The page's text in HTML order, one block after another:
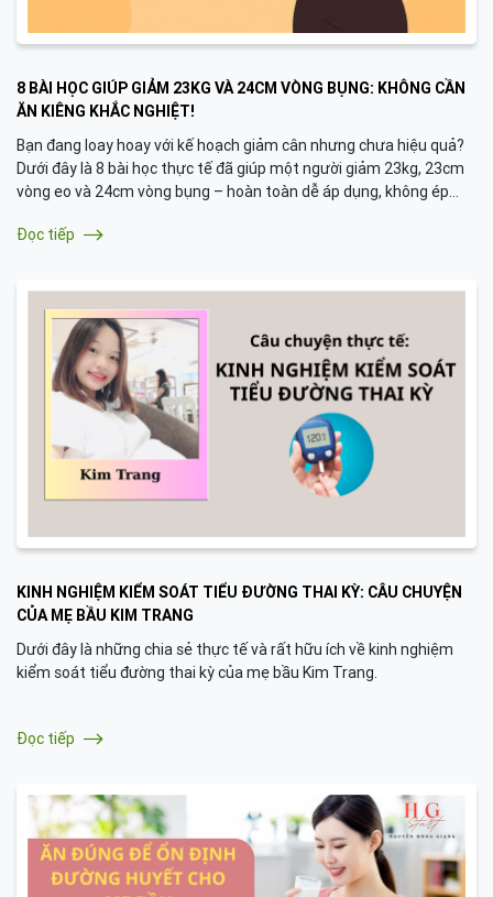
8 BÀI HỌC GIÚP GIẢM 23KG VÀ 24CM VÒNG BỤNG: KHÔNG CẦN
ĂN KIÊNG KHẮC NGHIỆT!
Bạn đang loay hoay với kế hoạch giảm cân nhưng chưa hiệu quả?
Dưới đây là 8 bài học thực tế đã giúp một người giảm 23kg, 23cm
vòng eo và 24cm vòng bụng – hoàn toàn dễ áp dụng, không ép
Đọc tiếp
KINH NGHIỆM KIỂM SOÁT TIỂU ĐƯỜNG THAI KỲ: CÂU CHUYỆN
CỦA MẸ BẦU KIM TRANG
Dưới đây là những chia sẻ thực tế và rất hữu ích về kinh nghiệm
kiểm soát tiểu đường thai kỳ của mẹ bầu Kim Trang.
Đọc tiếp